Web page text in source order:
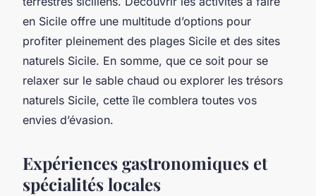
en Sicile offre une multitude d’options pour
profiter pleinement des plages Sicile et des sites
naturels Sicile. En somme, que ce soit pour se
relaxer sur le sable chaud ou explorer les trésors
naturels Sicile, cette île comblera toutes vos
envies d’évasion.
Expériences gastronomiques et
spécialités locales